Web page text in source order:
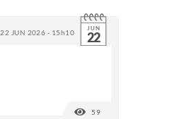
22 JUN 2026 - 15h10 JUN
22
59